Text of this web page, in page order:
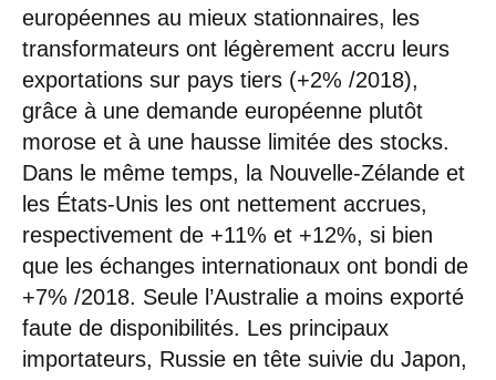
européennes au mieux stationnaires, les
transformateurs ont légèrement accru leurs
exportations sur pays tiers (+2% /2018),
grâce à une demande européenne plutôt
morose et à une hausse limitée des stocks.
Dans le même temps, la Nouvelle-Zélande et
les États-Unis les ont nettement accrues,
respectivement de +11% et +12%, si bien
que les échanges internationaux ont bondi de
+7% /2018. Seule l’Australie a moins exporté
faute de disponibilités. Les principaux
importateurs, Russie en tête suivie du Japon,